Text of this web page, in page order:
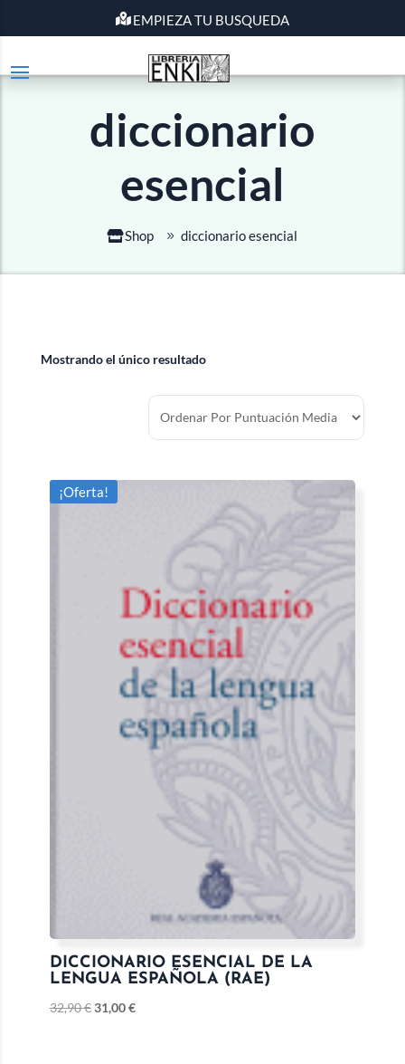
EMPIEZA TU BUSQUEDA
diccionario
esencial
Shop diccionario esencial
Mostrando el único resultado
¡Oferta!
DICCIONARIO ESENCIAL DE LA
LENGUA ESPAÑOLA (RAE)
32,90€31,00€